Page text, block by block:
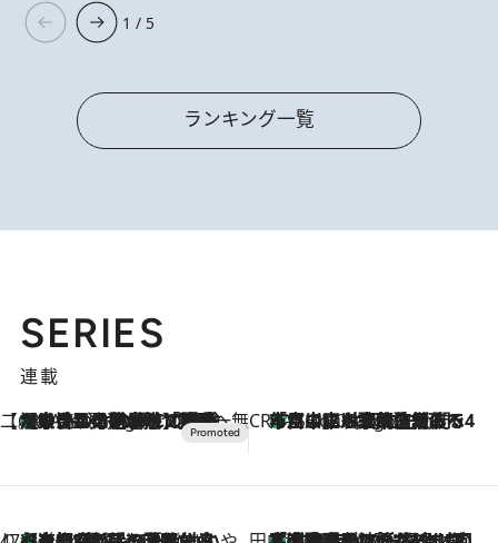
1 / 5
ランキング一覧
SERIES
連載
【CREA×星野リゾート】唯一無二。癒しと発見が待つ場所へ
2 Hours Ago
【トンボの足水浴】ヒノキの香りに包まれて涼感マックス！約13℃の湧水かけ流しを避暑地「星野温泉 トンボの湯」で体験 CREA'S CHOICE
4 Hours Ago
「立川にも歌舞伎があるんだよ」 片岡仁左衛門・市川中車ら豪華座組みで4年目の立川立飛歌舞伎へ